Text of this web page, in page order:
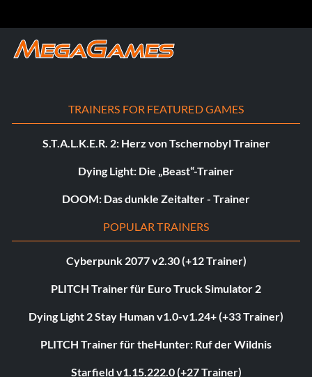
TRAINERS FOR FEATURED GAMES
S.T.A.L.K.E.R. 2: Herz von Tschernobyl Trainer
Dying Light: Die „Beast“-Trainer
DOOM: Das dunkle Zeitalter - Trainer
POPULAR TRAINERS
Cyberpunk 2077 v2.30 (+12 Trainer)
PLITCH Trainer für Euro Truck Simulator 2
Dying Light 2 Stay Human v1.0-v1.24+ (+33 Trainer)
PLITCH Trainer für theHunter: Ruf der Wildnis
Starfield v1.15.222.0 (+27 Trainer)